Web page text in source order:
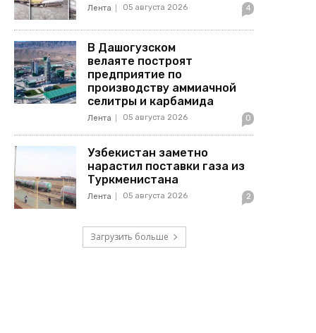
Лента 05 августа 2026 4
В Дашогузском
велаяте построят
предприятие по
производству аммиачной
селитры и карбамида
Лента 05 августа 2026 0
Узбекистан заметно
нарастил поставки газа из
Туркменистана
Лента 05 августа 2026 2
Загрузить больше